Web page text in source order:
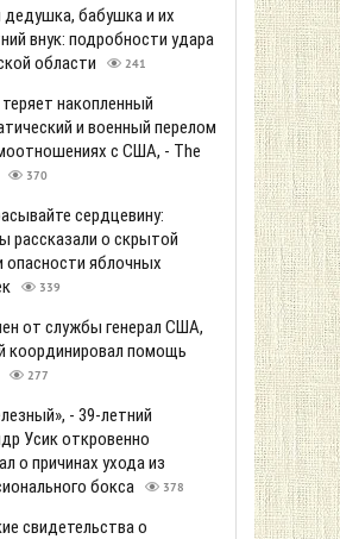
дедушка, бабушка и их
внук: подробности удара
области
241
теряет накопленный
и военный перелом
с США, - The
370
сердцевину:
рассказали о скрытой
опасности яблочных
339
от службы генерал США,
координировал помощь
277
- 39-летний
Усик откровенно
о причинах ухода из
бокса
378
свидетельства о